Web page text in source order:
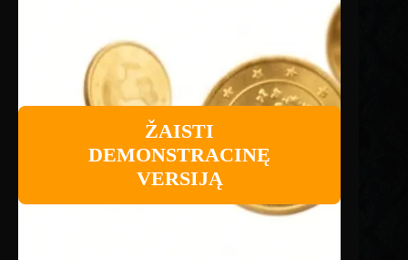
ŽAISTI
DEMONSTRACINĘ
VERSIJĄ